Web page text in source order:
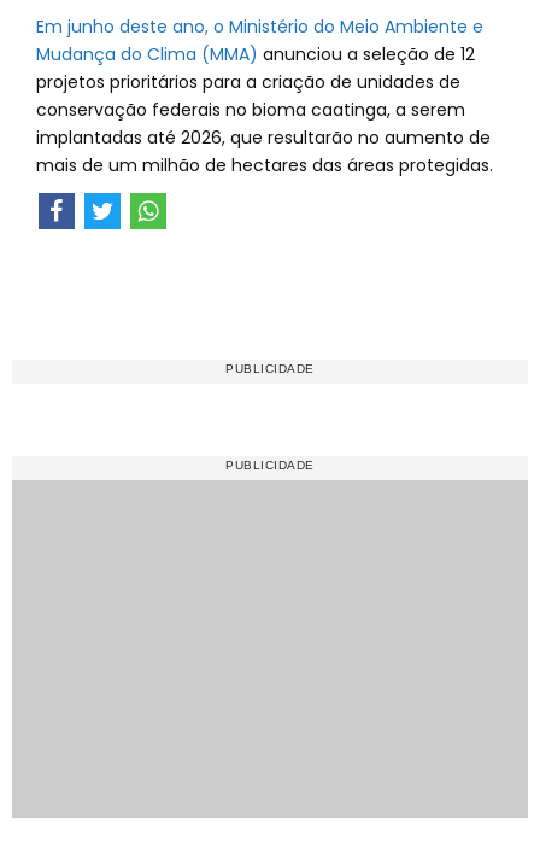
Em junho deste ano, o Ministério do Meio Ambiente e
Mudança do Clima (MMA) anunciou a seleção de 12
projetos prioritários para a criação de unidades de
conservação federais no bioma caatinga, a serem
implantadas até 2026, que resultarão no aumento de
mais de um milhão de hectares das áreas protegidas.